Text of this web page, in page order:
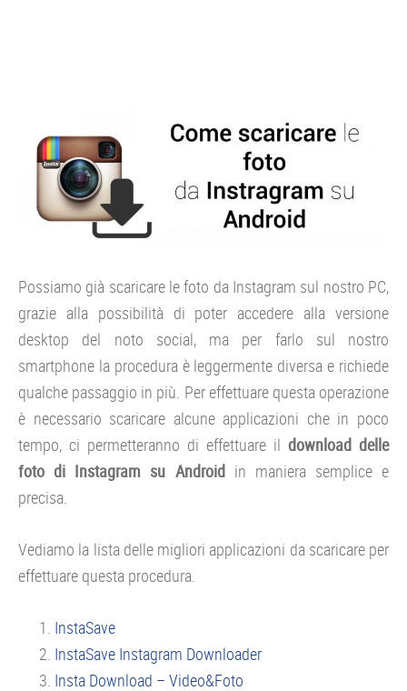
Possiamo già scaricare le foto da Instagram sul nostro PC,
grazie alla possibilità di poter accedere alla versione
desktop del noto social, ma per farlo sul nostro
smartphone la procedura è leggermente diversa e richiede
qualche passaggio in più. Per effettuare questa operazione
è necessario scaricare alcune applicazioni che in poco
tempo, ci permetteranno di effettuare il download delle
foto di Instagram su Androidin maniera semplice e
precisa.
Vediamo la lista delle migliori applicazioni da scaricare per
effettuare questa procedura.
InstaSave
InstaSave Instagram Downloader
Insta Download – Video&Foto